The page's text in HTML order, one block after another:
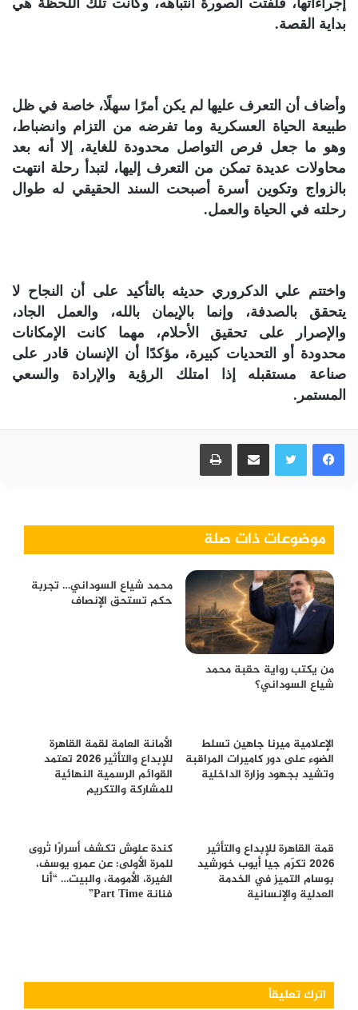
إجراءاتها، فلفتت الصورة انتباهه، وكانت تلك اللحظة هي
بداية القصة.
وأضاف أن التعرف عليها لم يكن أمرًا سهلًا، خاصة في ظل
طبيعة الحياة العسكرية وما تفرضه من التزام وانضباط،
وهو ما جعل فرص التواصل محدودة للغاية، إلا أنه بعد
محاولات عديدة تمكن من التعرف إليها، لتبدأ رحلة انتهت
بالزواج وتكوين أسرة أصبحت السند الحقيقي له طوال
رحلته في الحياة والعمل.
واختتم علي الدكروري حديثه بالتأكيد على أن النجاح لا
يتحقق بالصدفة، وإنما بالإيمان بالله، والعمل الجاد،
والإصرار على تحقيق الأحلام، مهما كانت الإمكانات
محدودة أو التحديات كبيرة، مؤكدًا أن الإنسان قادر على
صناعة مستقبله إذا امتلك الرؤية والإرادة والسعي
المستمر.
فيسبوك
موضوعات ذات صلة
من يكتب رواية حقبة محمد
شياع السوداني؟
محمد شياع السوداني… تجربة
حكم تستحق الإنصاف
الإعلامية ميرنا جاهين تسلط
الضوء على دور كاميرات المراقبة
وتشيد بجهود وزارة الداخلية
الأمانة العامة لقمة القاهرة
للإبداع والتأثير 2026 تعتمد
القوائم الرسمية النهائية
للمشاركة والتكريم
قمة القاهرة للإبداع والتأثير
2026 تكرّم جيا أيوب خورشيد
بوسام التميز في الخدمة
العدلية والإنسانية
كندة علوش تكشف أسرارًا تُروى
للمرة الأولى: عن عمرو يوسف،
الغيرة، الأمومة، والبيت… “أنا
فنانة Part Time”
اترك تعليقاً